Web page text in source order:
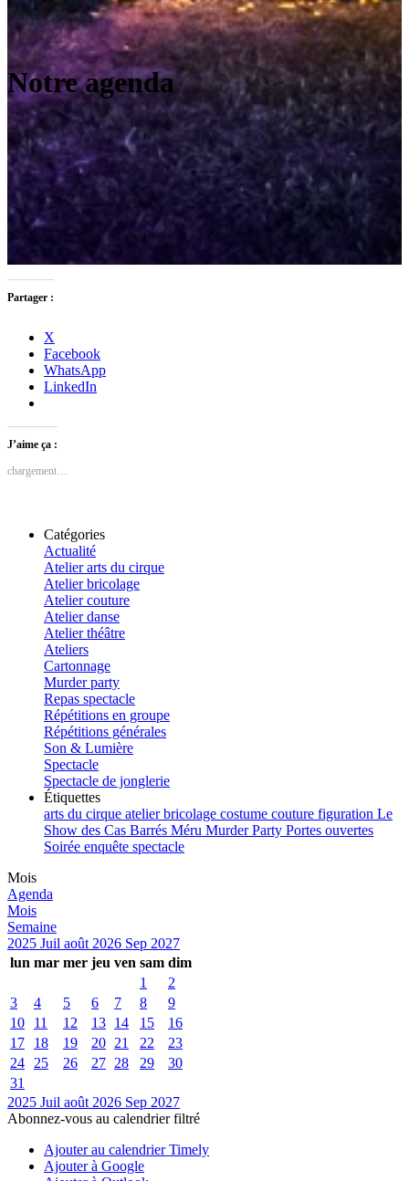
Notre agenda
Partager :
X
Facebook
WhatsApp
LinkedIn
J’aime ça :
chargement…
Catégories
Actualité
Atelier arts du cirque
Atelier bricolage
Atelier couture
Atelier danse
Atelier théâtre
Ateliers
Cartonnage
Murder party
Repas spectacle
Répétitions en groupe
Répétitions générales
Son & Lumière
Spectacle
Spectacle de jonglerie
Étiquettes
arts du cirque atelierbricolage costume couture figuration Le
Show des Cas Barrés Méru Murder Party Portes ouvertes
Soirée enquête spectacle
Mois
Agenda
Mois
Semaine
2025 Juil août 2026 Sep 2027
lun mar mer jeu ven sam dim
1
2
3
4 5 6 7 8
9
10
11 12 13 14 15
16
17
18 19 20 21 22
23
24
25 26 27 28 29
30
31
2025 Juil août 2026 Sep 2027
Abonnez-vous au calendrier filtré
Ajouter au calendrier Timely
Ajouter à Google